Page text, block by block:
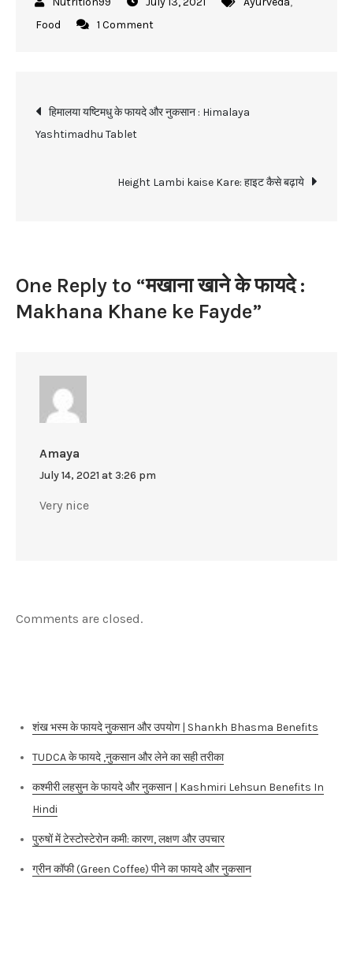
Food
1 Comment
फायदे
Khane
Post
navigation
हिमालया यष्टिमधु के फायदे और नुकसान : Himalaya
Yashtimadhu Tablet
Height Lambi kaise Kare: हाइट कैसे बढ़ाये
One Reply to “मखाना खाने के फायदे :
Makhana Khane ke Fayde”
Amaya
July 14, 2021 at 3:26 pm
Very nice
Comments are closed.
शंख भस्म के फायदे नुकसान और उपयोग | Shankh Bhasma Benefits
TUDCA के फायदे ,नुकसान और लेने का सही तरीका
कश्मीरी लहसुन के फायदे और नुकसान | Kashmiri Lehsun Benefits In
Hindi
पुरुषों में टेस्टोस्टेरोन कमी: कारण, लक्षण और उपचार
ग्रीन कॉफी (Green Coffee) पीने का फायदे और नुकसान